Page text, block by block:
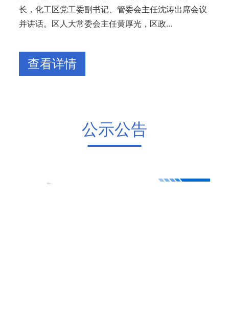
长，化工区党工委副书记、管委会主任沈涛出席会议
并讲话。区人大常委会主任黄厚光，区政...
查看详情
公示公告